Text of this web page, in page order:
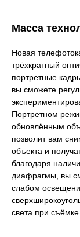
Масса
Новая
трёхкратный
портретные
вы сможете
Портретном
обновлённым
позволит вам
объекта и
благодаря
диафрагмы, вы
слабом
света при